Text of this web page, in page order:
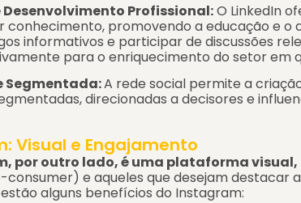
Desenvolvimento Profissional:O LinkedIn
promovendo a educação e o
informativos e participar de discussões
para o enriquecimento do setor em
Segmentada:A rede social permite a
direcionadas a decisores e
Visual e Engajamento
por outro lado, é uma plataforma visual,
e aqueles que desejam destacar
alguns benefícios do Instagram: